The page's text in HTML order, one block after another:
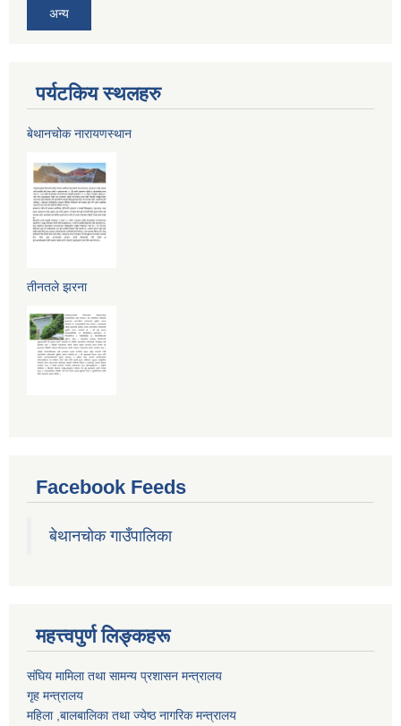
अन्य
पर्यटकिय स्थलहरु
बेथानचोक नारायणस्थान
तीनतले झरना
Facebook Feeds
बेथानचोक गाउँपालिका
महत्त्वपुर्ण लिङ्कहरू
संघिय मामिला तथा सामन्य प्रशासन मन्त्रालय
गृह मन्त्रालय
महिला ,बालबालिका तथा ज्येष्ठ नागरिक मन्त्रालय